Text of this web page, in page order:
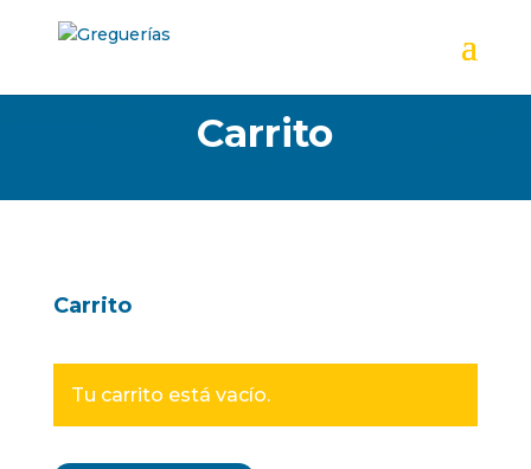
Carrito
Carrito
Tu carrito está vacío.